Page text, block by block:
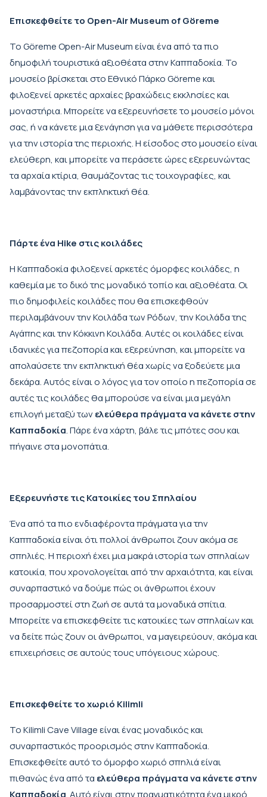
Επισκεφθείτε το Open-Air Museum of Göreme
Το Göreme Open-Air Museum είναι ένα από τα πιο
δημοφιλή τουριστικά αξιοθέατα στην Καππαδοκία. Το
μουσείο βρίσκεται στο Εθνικό Πάρκο Göreme και
φιλοξενεί αρκετές αρχαίες βραχώδεις εκκλησίες και
μοναστήρια. Μπορείτε να εξερευνήσετε το μουσείο μόνοι
σας, ή να κάνετε μια ξενάγηση για να μάθετε περισσότερα
για την ιστορία της περιοχής. Η είσοδος στο μουσείο είναι
ελεύθερη, και μπορείτε να περάσετε ώρες εξερευνώντας
τα αρχαία κτίρια, θαυμάζοντας τις τοιχογραφίες, και
λαμβάνοντας την εκπληκτική θέα.
Πάρτε ένα Hike στις κοιλάδες
Η Καππαδοκία φιλοξενεί αρκετές όμορφες κοιλάδες, η
καθεμία με το δικό της μοναδικό τοπίο και αξιοθέατα. Οι
πιο δημοφιλείς κοιλάδες που θα επισκεφθούν
περιλαμβάνουν την Κοιλάδα των Ρόδων, την Κοιλάδα της
Αγάπης και την Κόκκινη Κοιλάδα. Αυτές οι κοιλάδες είναι
ιδανικές για πεζοπορία και εξερεύνηση, και μπορείτε να
απολαύσετε την εκπληκτική θέα χωρίς να ξοδεύετε μια
δεκάρα. Αυτός είναι ο λόγος για τον οποίο η πεζοπορία σε
αυτές τις κοιλάδες θα μπορούσε να είναι μια μεγάλη
επιλογή μεταξύ τωνελεύθερα πράγματα να κάνετε στην
Καππαδοκία. Πάρε ένα χάρτη, βάλε τις μπότες σου και
πήγαινε στα μονοπάτια.
Εξερευνήστε τις Κατοικίες του Σπηλαίου
Ένα από τα πιο ενδιαφέροντα πράγματα για την
Καππαδοκία είναι ότι πολλοί άνθρωποι ζουν ακόμα σε
σπηλιές. Η περιοχή έχει μια μακρά ιστορία των σπηλαίων
κατοικία, που χρονολογείται από την αρχαιότητα, και είναι
συναρπαστικό να δούμε πώς οι άνθρωποι έχουν
προσαρμοστεί στη ζωή σε αυτά τα μοναδικά σπίτια.
Μπορείτε να επισκεφθείτε τις κατοικίες των σπηλαίων και
να δείτε πώς ζουν οι άνθρωποι, να μαγειρεύουν, ακόμα και
επιχειρήσεις σε αυτούς τους υπόγειους χώρους.
Επισκεφθείτε το χωριό Kilimli
Το Kilimli Cave Village είναι ένας μοναδικός και
συναρπαστικός προορισμός στην Καππαδοκία.
Επισκεφθείτε αυτό το όμορφο χωριό σπηλιά είναι
πιθανώς ένα από τα ελεύθερα πράγματα να κάνετε στην